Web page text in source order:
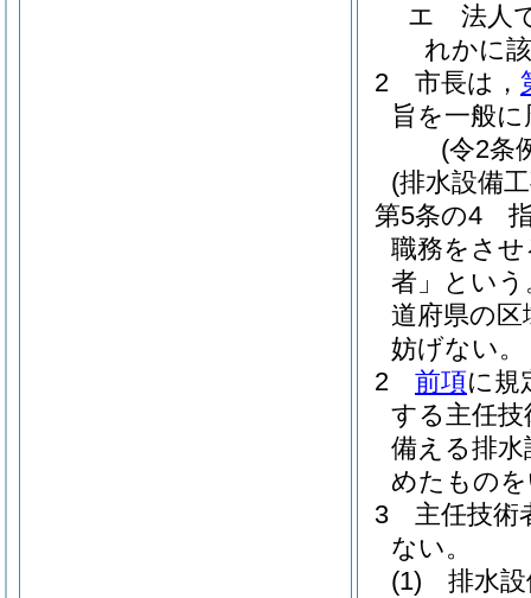
エ
法人
れかに
2
市長は，
旨を一般
(令2条
(排水設備
第5条の4
職務をさ
者」という
道府県の
妨げない。
2
前項に規
する主任技
備える排
めたもの
3
主任技術
ない。
(1)
排水